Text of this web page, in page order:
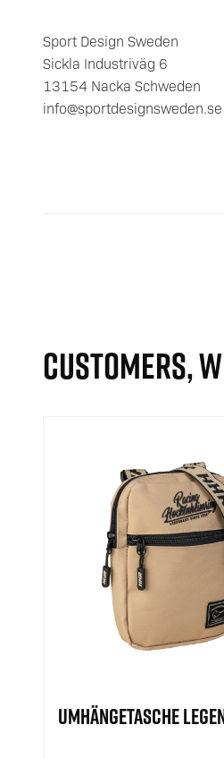
Sport Design Sweden
Sickla Industriväg 6
13154 Nacka Schweden
info@sportdesignsweden.se
CUSTOMERS,
UMHÄNGETASCHE